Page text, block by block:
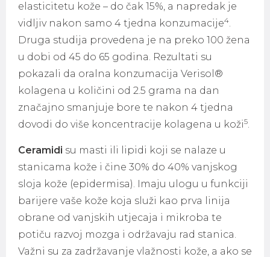
elasticitetu kože – do čak 15%, a napredak je
vidljiv nakon samo 4 tjedna konzumacije4.
Druga studija provedena je na preko 100 žena
u dobi od 45 do 65 godina. Rezultati su
pokazali da oralna konzumacija Verisol®
kolagena u količini od 2.5 grama na dan
značajno smanjuje bore te nakon 4 tjedna
dovodi do više koncentracije kolagena u koži5.
Ceramidi su masti ili lipidi koji se nalaze u
stanicama kože i čine 30% do 40% vanjskog
sloja kože (epidermisa). Imaju ulogu u funkciji
barijere vaše kože koja služi kao prva linija
obrane od vanjskih utjecaja i mikroba te
potiču razvoj mozga i održavaju rad stanica.
Važni su za zadržavanje vlažnosti kože, a ako se